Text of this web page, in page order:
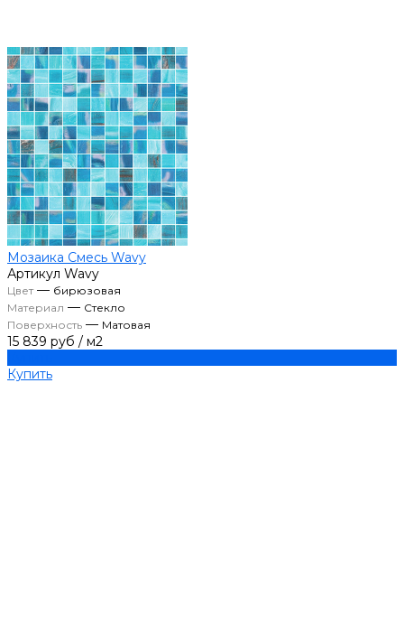
Мозаика Смесь Wavy
Артикул Wavy
Цвет— бирюзовая
Материал — Стекло
Поверхность — Матовая
15 839 руб / м2
Купить